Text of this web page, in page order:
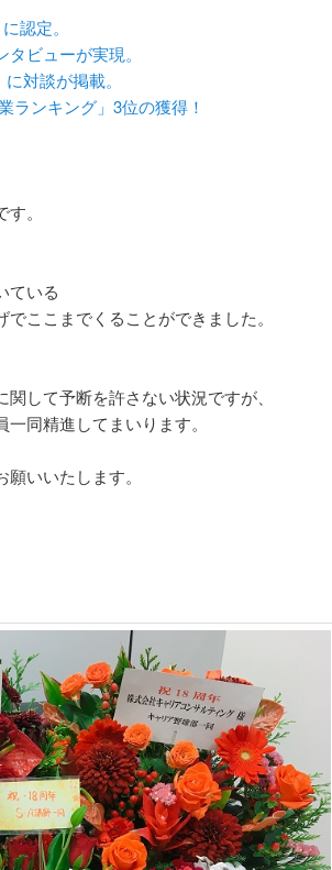
認定。
タビュ ーが実現。
対談が掲載。
ランキング」3位の獲得！
。
ている
ここまでくることができました。
して予断を許さない状況ですが、
同精進してまいります。
いいたします。